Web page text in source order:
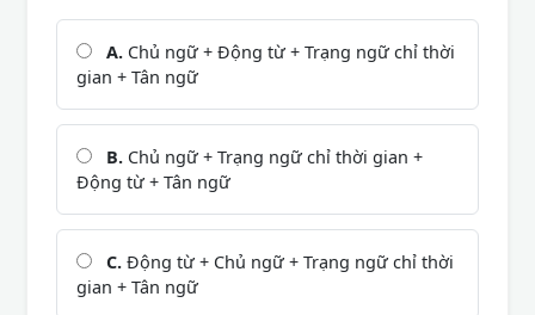
A. Chủ ngữ + Động từ + Trạng ngữ chỉ thời
gian + Tân ngữ
B. Chủ ngữ + Trạng ngữ chỉ thời gian +
Động từ + Tân ngữ
C. Động từ + Chủ ngữ + Trạng ngữ chỉ thời
gian + Tân ngữ